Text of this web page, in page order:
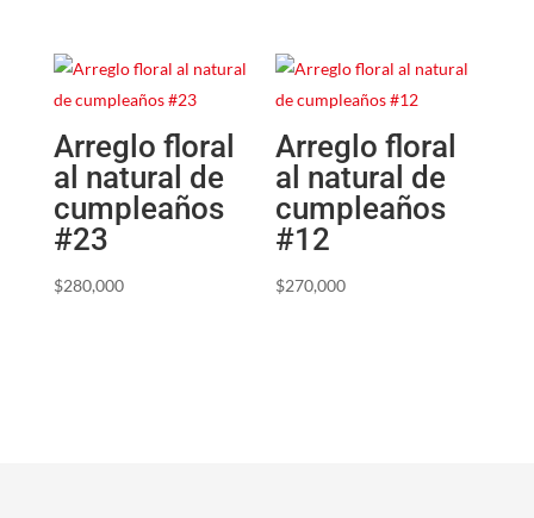
Arreglo floral
al natural de
cumpleaños
#23
$280,000
Arreglo floral
al natural de
cumpleaños
#12
$270,000